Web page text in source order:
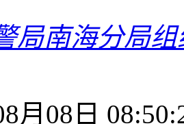
局南海分局
月08日